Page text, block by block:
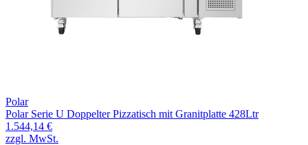
Polar
Polar Serie U Doppelter Pizzatisch mit Granitplatte 428Ltr
1.544,14 €
zzgl. MwSt.